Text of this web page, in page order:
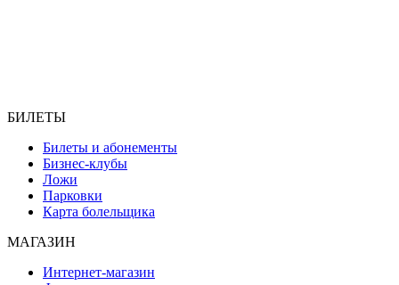
БИЛЕТЫ
Билеты и абонементы
Бизнес-клубы
Ложи
Парковки
Карта болельщика
МАГАЗИН
Интернет-магазин